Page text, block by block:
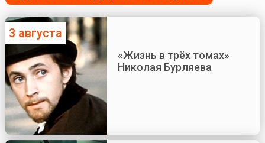
3 августа
«Жизнь в трёх томах»
Николая Бурляева